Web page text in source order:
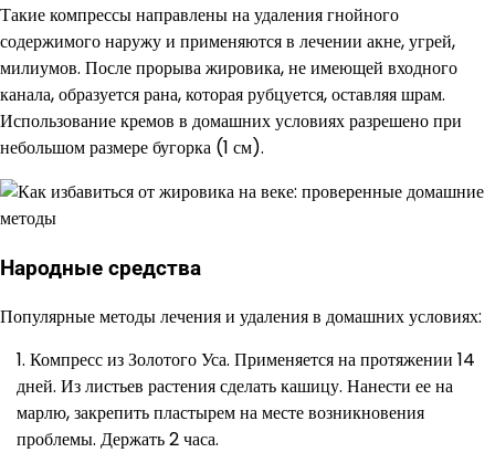
Такие компрессы направлены на удаления гнойного
содержимого наружу и применяются в лечении акне, угрей,
милиумов. После прорыва жировика, не имеющей входного
канала, образуется рана, которая рубцуется, оставляя шрам.
Использование кремов в домашних условиях разрешено при
небольшом размере бугорка (1 см).
Народные средства
Популярные методы лечения и удаления в домашних условиях:
Компресс из Золотого Уса. Применяется на протяжении 14
дней. Из листьев растения сделать кашицу. Нанести ее на
марлю, закрепить пластырем на месте возникновения
проблемы. Держать 2 часа.